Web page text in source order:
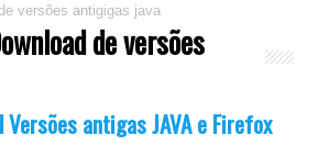
versões antigigas java
de versões
Versões antigas JAVA e Firefox